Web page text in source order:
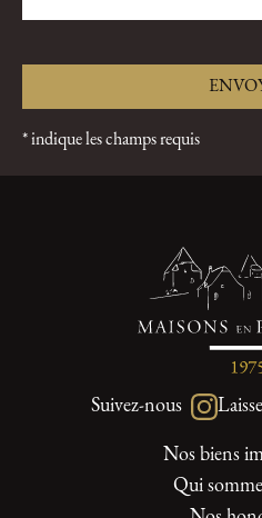
* indique les champs requis
Suivez-nous
Nos biens
Qui